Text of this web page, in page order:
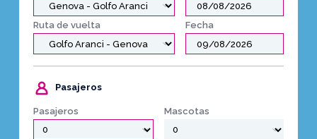
Ruta de vuelta Fecha
Pasajeros
Pasajeros Mascotas